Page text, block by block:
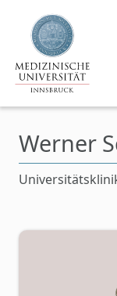
Zum Hauptinhalt
Werner